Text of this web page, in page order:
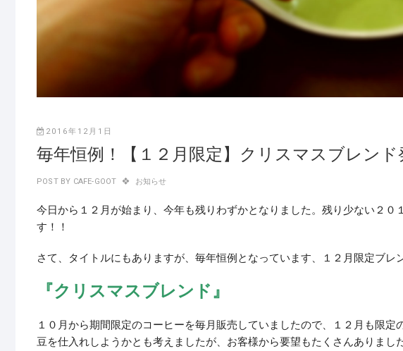
2016年12月1日
毎年恒例！【１２月限定】クリスマスブレンド
POST BY CAFE-GOOT お知らせ
今日から１２月が始まり、今年も残りわずかとなりました。残り少ない２０
す！！
さて、タイトルにもありますが、毎年恒例となっています、１２月限定ブレ
『クリスマスブレンド』
１０月から期間限定のコーヒーを毎月販売していましたので、１２月も限定
豆を仕入れしようかとも考えましたが、お客様から要望もたくさんありまし